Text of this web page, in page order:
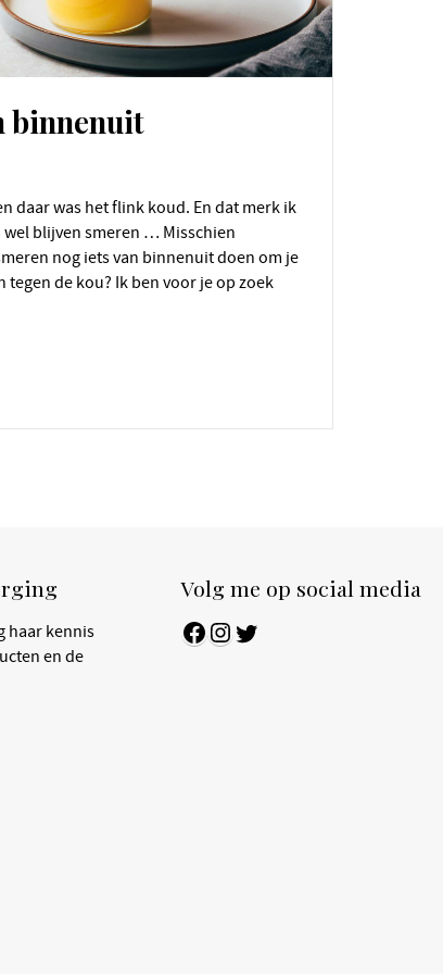
binnenuit
blijven smeren … Misschien
nog iets van binnenuit doen om je
de kou? Ik ben voor je op zoek
haar kennis
en de
Volg me op social media
Facebook
Instagram
Twitter